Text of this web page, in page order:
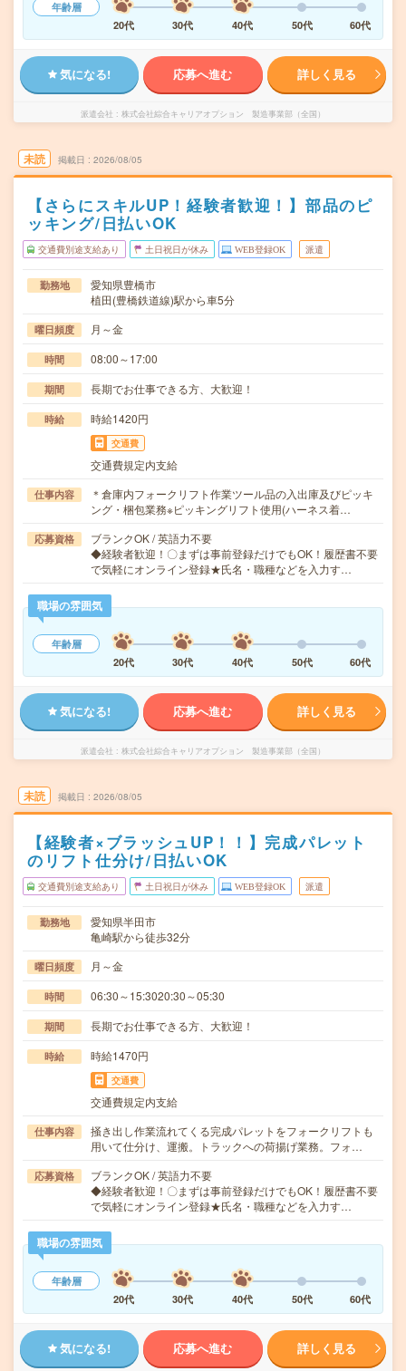
年齢層
20代
30代 40代 50代 60代
気になる! 応募へ進む 詳しく見る
派遣会社 株式会社綜合キャリアオプション 製造事業部（全国）
未読 掲載日 2026/08/05
【さらにスキルUP！経験者歓迎！】部品のピ
ッキング/日払いOK
交通費別途支給あり 土日祝日が休み WEB登録OK 派遣
勤務地
愛知県豊橋市
植田(豊橋鉄道線)駅から車5分
曜日頻度 月～金
時間 08:00～17:00
期間 長期でお仕事できる方、大歓迎！
時給 時給1420円
交通費
交通費規定内支給
仕事内容
＊倉庫内フォークリフト作業ツール品の入出庫及びピッキ
ング・梱包業務※ピッキングリフト使用(ハーネス着…
応募資格
ブランクOK / 英語力不要
◆経験者歓迎！〇まずは事前登録だけでもOK！履歴書不要
で気軽にオンライン登録★氏名・職種などを入力す…
職場の雰囲気
年齢層
20代
30代 40代 50代 60代
気になる! 応募へ進む 詳しく見る
派遣会社 株式会社綜合キャリアオプション 製造事業部（全国）
未読 掲載日 2026/08/05
【経験者×ブラッシュUP！！】完成パレット
のリフト仕分け/日払いOK
交通費別途支給あり 土日祝日が休み WEB登録OK 派遣
勤務地
愛知県半田市
亀崎駅から徒歩32分
曜日頻度 月～金
時間 06:30～15:3020:30～05:30
期間 長期でお仕事できる方、大歓迎！
時給 時給1470円
交通費
交通費規定内支給
仕事内容
掻き出し作業流れてくる完成パレットをフォークリフトも
用いて仕分け、運搬。トラックへの荷揚げ業務。フォ…
応募資格
ブランクOK / 英語力不要
◆経験者歓迎！〇まずは事前登録だけでもOK！履歴書不要
で気軽にオンライン登録★氏名・職種などを入力す…
職場の雰囲気
年齢層
20代
30代 40代 50代 60代
気になる! 応募へ進む 詳しく見る